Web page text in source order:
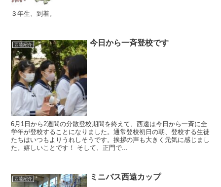
３年生、到着。
西遠紹介 今日から一斉登校です
6月1日から2週間の分散登校期間を終えて、西遠は今日から一斉に全
学年が登校することになりました。通常登校初日の朝、登校する生徒
たちはいつもよりうれしそうです。挨拶の声も大きく元気に感じまし
た。嬉しいことです！ そして、正門で...
西遠紹介 ミニバス西遠カップ